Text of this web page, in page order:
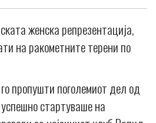
женска репрезентација,
на ракометните терени по
пропушти поголемиот дел од
стартуваше на